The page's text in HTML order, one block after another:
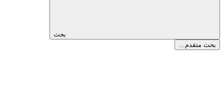
بحث
بحث متقدم…